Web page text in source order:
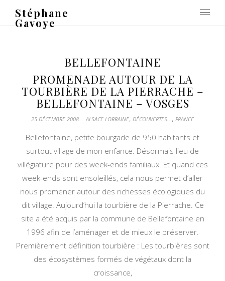
Stéphane
Gavoye
BELLEFONTAINE
PROMENADE AUTOUR DE LA
TOURBIÈRE DE LA PIERRACHE –
BELLEFONTAINE – VOSGES
25 DÉCEMBRE 2008 ALSACE LORRAINE, DÉCOUVERTES..., FRANCE
Bellefontaine, petite bourgade de 950 habitants et
surtout village de mon enfance. Désormais lieu de
villégiature pour des week-ends familiaux. Et quand ces
week-ends sont ensoleillés, cela nous permet d’aller
nous promener autour des richesses écologiques du
dit village. Aujourd’hui la tourbière de la Pierrache. Ce
site a été acquis par la commune de Bellefontaine en
1996 afin de l’aménager et de mieux le préserver.
Premièrement définition tourbière : Les tourbières sont
des écosystèmes formés de végétaux dont la
croissance,